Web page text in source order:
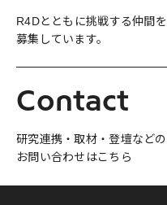
R4Dとともに挑戦する仲間を
募集しています。
Contact
研究連携・取材・登壇などの
お問い合わせはこちら